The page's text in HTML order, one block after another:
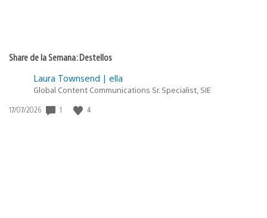
Share de la Semana: Destellos
Laura Townsend | ella
Global Content Communications Sr. Specialist, SIE
Fecha
17/07/2026 1 4